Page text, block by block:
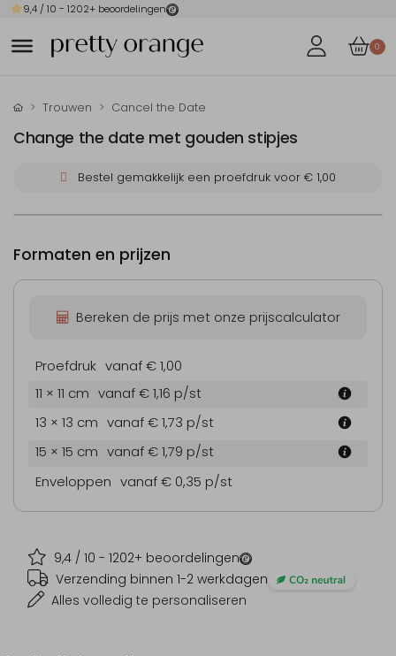
9,4 / 10 - 1202+ beoordelingen
0
Trouwen Cancel the Date
Change the date met gouden stipjes
Bestel gemakkelijk een proefdruk voor € 1,00
9,4 / 10 - 1202+ beoordelingen
Verzending binnen 1-2 werkdagen
Alles volledig te personaliseren
Formaten en prijzen
Bereken de prijs met onze prijscalculator
Proefdruk vanaf € 1,00
11 × 11 cm vanaf € 1,16 p/st
13 × 13 cm vanaf € 1,73 p/st
15 × 15 cm vanaf € 1,79 p/st
Enveloppen vanaf € 0,35 p/st